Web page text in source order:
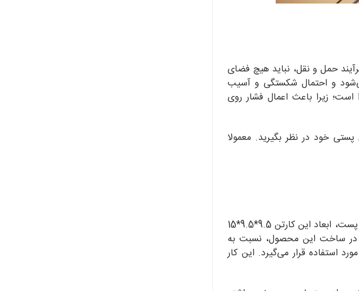
حمل و نقل، نباید هیچ فضای
و احتمال شکستگی و آسیب
زیرا باعث اعمال فشار روی
خود در نظر بگیرید. معمولا
کارتن پستی سایز 1، اولین و کوچکترین سایز کارتن برای ارسال اقلام مختلف است. طبق اعلام سازمان پست، ابعاد این کارتن 9.5*9.5*15
رفته در ساخت این محصول، نسبت به
استفاده قرار می‌گیرد. این کار